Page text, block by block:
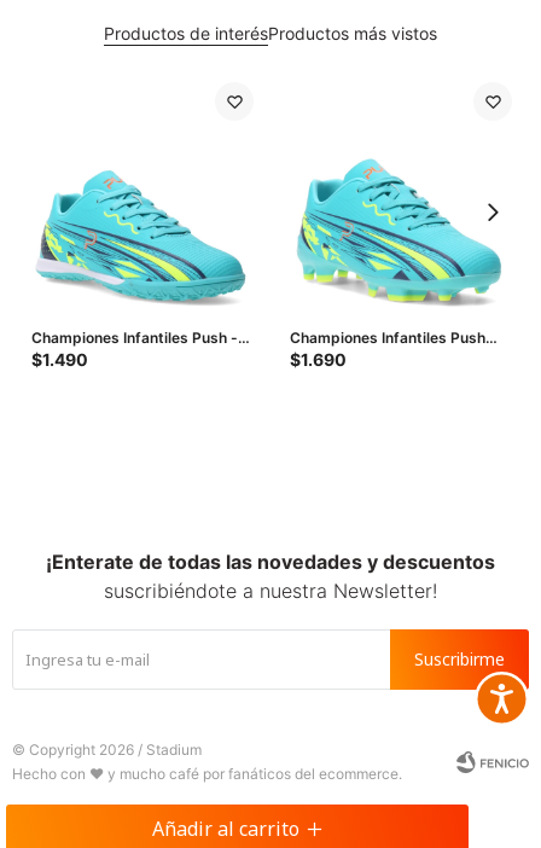
Añadir al carrito
Productos de interésProductos más vistos
Championes Infantiles Push -
Verde Agua
$1.490
Championes Infantiles Push
KURO con media - Verde Agua
$1.690
¡Enterate de todas las novedades y descuentos
suscribiéndote a nuestra Newsletter!
Suscribirme
© Copyright 2026 / Stadium